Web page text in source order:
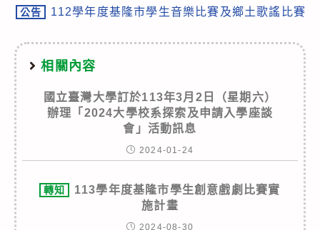
公告 112學年度基隆市學生音樂比賽及鄉土歌謠比賽
相關內容
國立臺灣大學訂於113年3月2日（星期六）
辦理「2024大學校系探索及申請入學座談
會」活動訊息
2024-01-24
轉知
113學年度基隆市學生創意戲劇比賽實
施計畫
2024-08-30